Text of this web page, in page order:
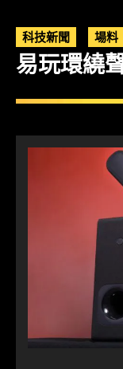
科技新聞 場料
易玩環繞